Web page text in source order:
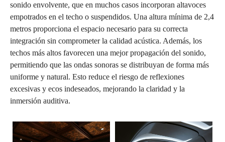
sonido envolvente, que en muchos casos incorporan altavoces
empotrados en el techo o suspendidos. Una altura mínima de 2,4
metros proporciona el espacio necesario para su correcta
integración sin comprometer la calidad acústica. Además, los
techos más altos favorecen una mejor propagación del sonido,
permitiendo que las ondas sonoras se distribuyan de forma más
uniforme y natural. Esto reduce el riesgo de reflexiones
excesivas y ecos indeseados, mejorando la claridad y la
inmersión auditiva.